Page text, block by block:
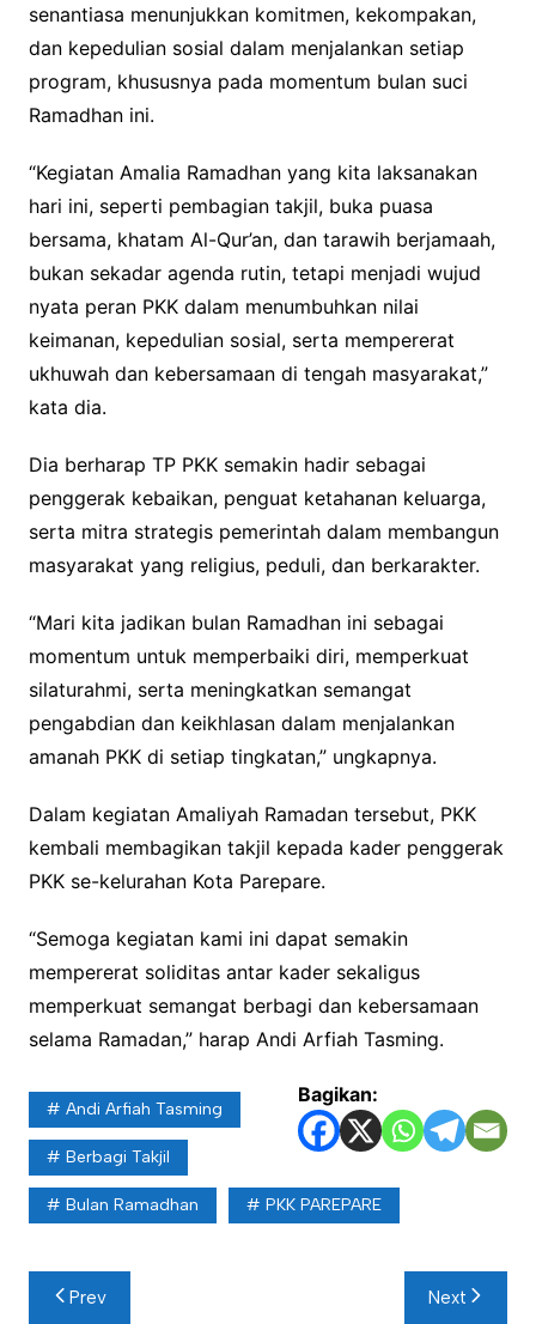
senantiasa menunjukkan komitmen, kekompakan,
dan kepedulian sosial dalam menjalankan setiap
program, khususnya pada momentum bulan suci
Ramadhan ini.
“Kegiatan Amalia Ramadhan yang kita laksanakan
hari ini, seperti pembagian takjil, buka puasa
bersama, khatam Al-Qur’an, dan tarawih berjamaah,
bukan sekadar agenda rutin, tetapi menjadi wujud
nyata peran PKK dalam menumbuhkan nilai
keimanan, kepedulian sosial, serta mempererat
ukhuwah dan kebersamaan di tengah masyarakat,”
kata dia.
Dia berharap TP PKK semakin hadir sebagai
penggerak kebaikan, penguat ketahanan keluarga,
serta mitra strategis pemerintah dalam membangun
masyarakat yang religius, peduli, dan berkarakter.
“Mari kita jadikan bulan Ramadhan ini sebagai
momentum untuk memperbaiki diri, memperkuat
silaturahmi, serta meningkatkan semangat
pengabdian dan keikhlasan dalam menjalankan
amanah PKK di setiap tingkatan,” ungkapnya.
Dalam kegiatan Amaliyah Ramadan tersebut, PKK
kembali membagikan takjil kepada kader penggerak
PKK se-kelurahan Kota Parepare.
“Semoga kegiatan kami ini dapat semakin
mempererat soliditas antar kader sekaligus
memperkuat semangat berbagi dan kebersamaan
selama Ramadan,” harap Andi Arfiah Tasming.
Bagikan:
Andi Arfiah Tasming
Berbagi Takjil
Bulan Ramadhan PKK PAREPARE
Navigasi
Prev Next